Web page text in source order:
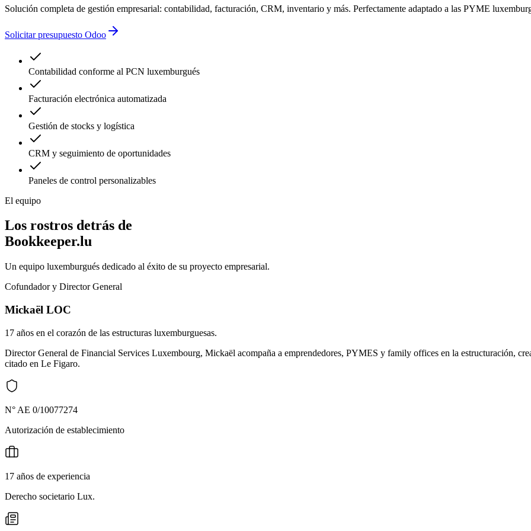
Solución completa de gestión empresarial: contabilidad, facturación, CRM, inventario y más. Perfectamente adaptado a las PYME
Solicitar presupuesto Odoo
Contabilidad conforme al PCN luxemburgués
Facturación electrónica automatizada
Gestión de stocks y logística
CRM y seguimiento de oportunidades
Paneles de control personalizables
El equipo
Los rostros detrás de
Bookkeeper.lu
Un equipo luxemburgués dedicado al éxito de su proyecto empresarial.
Cofundador y Director General
Mickaël LOC
17 años en el corazón de las estructuras luxemburguesas.
Director General de Financial Services Luxembourg, Mickaël acompaña a emprendedores, PYMES y family offices en la estructuración,
citado en Le Figaro.
N° AE 0/10077274
Autorización de establecimiento
17 años de experiencia
Derecho societario Lux.